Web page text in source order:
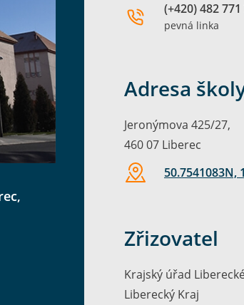
(+420) 482
pevná linka
Adresa
Jeronýmova 425/27,
460 07 Liberec
50.7541083N,
Zřizovatel
Krajský úřad
Liberecký Kraj